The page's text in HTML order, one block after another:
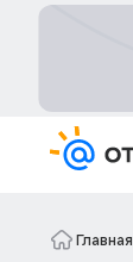
Главная